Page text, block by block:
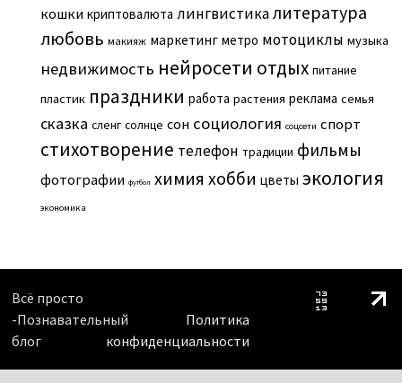
кошки криптовалюта лингвистикалитература
любовь макияж маркетинг метро мотоциклы музыка
недвижимость нейросети отдых питание
пластик праздники работа растения реклама семья
сказка сленг солнце сон социология соцсети спорт
стихотворение телефон традиции фильмы
фотографии футбол химия хобби цветы экология
экономика
Всё просто
-Познавательный
блог
Политика
конфиденциальности